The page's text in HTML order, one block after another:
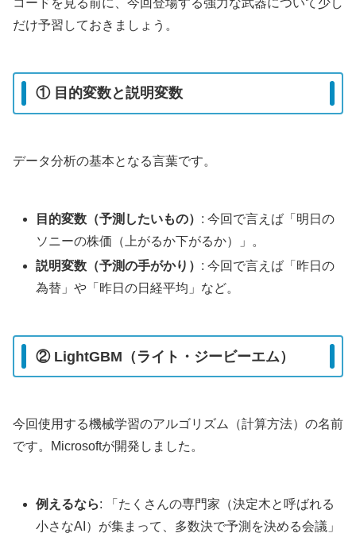
コードを見る前に、今回登場する強力な武器について少し
だけ予習しておきましょう。
① 目的変数と説明変数
データ分析の基本となる言葉です。
目的変数（予測したいもの） : 今回で言えば「明日の
ソニーの株価（上がるか下がるか）」。
説明変数（予測の手がかり） : 今回で言えば「昨日の
為替」や「昨日の日経平均」など。
② LightGBM（ライト・ジービーエム）
今回使用する機械学習のアルゴリズム（計算方法）の名前
です。Microsoftが開発しました。
例えるなら: 「たくさんの専門家（決定木と呼ばれる
小さなAI）が集まって、多数決で予測を決める会議」